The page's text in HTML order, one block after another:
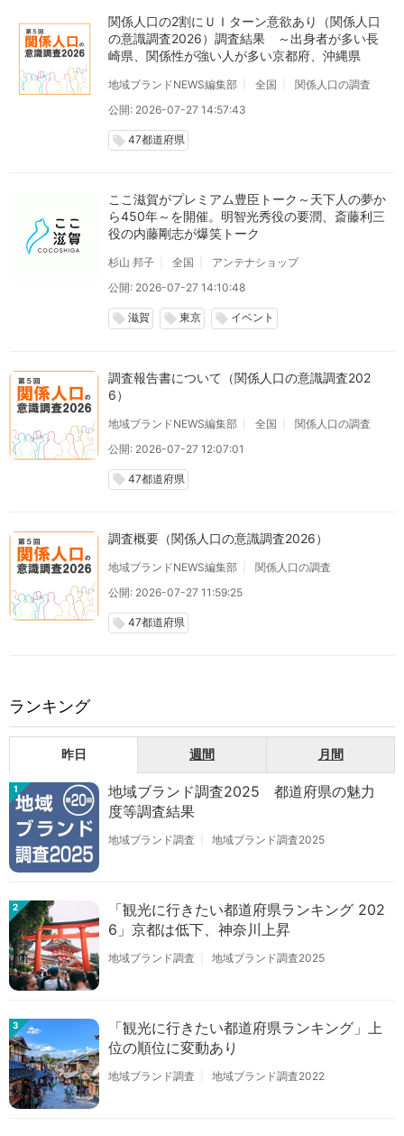
関係人口の2割にＵＩターン意欲あり（関係人口
の意識調査2026）調査結果 ～出身者が多い長
崎県、関係性が強い人が多い京都府、沖縄県
地域ブランドNEWS編集部 全国
関係人口の調査
公開: 2026-07-27 14:57:43
local_offer 47都道府県
ここ滋賀がプレミアム豊臣トーク～天下人の夢か
ら450年～を開催。明智光秀役の要潤、斎藤利三
役の内藤剛志が爆笑トーク
杉山 邦子 全国
アンテナショップ
公開: 2026-07-27 14:10:48
local_offer 滋賀 local_offer 東京 local_offer イベント
調査報告書について（関係人口の意識調査202
6）
地域ブランドNEWS編集部 全国
関係人口の調査
公開: 2026-07-27 12:07:01
local_offer 47都道府県
調査概要（関係人口の意識調査2026）
地域ブランドNEWS編集部
関係人口の調査
公開: 2026-07-27 11:59:25
local_offer 47都道府県
ランキング
昨日 週間 月間
1
地域ブランド調査2025 都道府県の魅力
度等調査結果
地域ブランド調査 地域ブランド調査2025
2
「観光に行きたい都道府県ランキング 202
6」京都は低下、神奈川上昇
地域ブランド調査 地域ブランド調査2025
3
「観光に行きたい都道府県ランキング」上
位の順位に変動あり
地域ブランド調査 地域ブランド調査2022